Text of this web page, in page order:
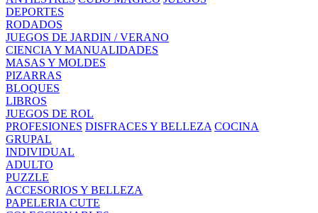
DEPORTES
RODADOS
JUEGOS DE JARDIN / VERANO
CIENCIA Y MANUALIDADES
MASAS Y MOLDES
PIZARRAS
BLOQUES
LIBROS
JUEGOS DE ROL
PROFESIONES DISFRACES Y BELLEZA COCINA
GRUPAL
INDIVIDUAL
ADULTO
PUZZLE
ACCESORIOS Y BELLEZA
PAPELERIA CUTE